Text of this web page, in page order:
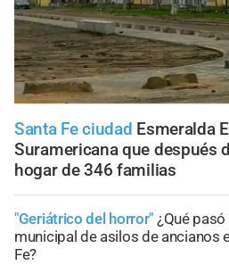
Santa Fe ciudad Esmeralda
Suramericana que después
hogar de 346 familias
"Geriátrico del horror" ¿Qué
municipal de asilos de ancianos
Fe?